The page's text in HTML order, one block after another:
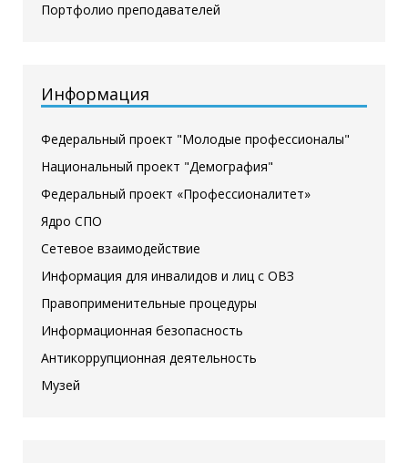
Портфолио преподавателей
Информация
Федеральный проект "Молодые профессионалы"
Национальный проект "Демография"
Федеральный проект «Профессионалитет»
Ядро СПО
Сетевое взаимодействие
Информация для инвалидов и лиц с ОВЗ
Правоприменительные процедуры
Информационная безопасность
Антикоррупционная деятельность
Музей